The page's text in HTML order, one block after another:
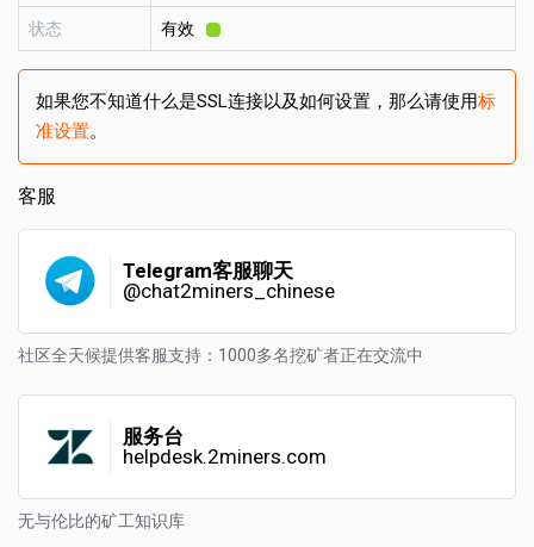
状态 有效
如果您不知道什么是SSL连接以及如何设置，那么请使用标
准设置。
客服
Telegram客服聊天
@chat2miners_chinese
社区全天候提供客服支持：1000多名挖矿者正在交流中
服务台
helpdesk.2miners.com
无与伦比的矿工知识库